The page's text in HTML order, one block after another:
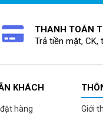
THANH TOÁN
Trả tiền mặt, CK,
KHÁCH
hàng
Giới